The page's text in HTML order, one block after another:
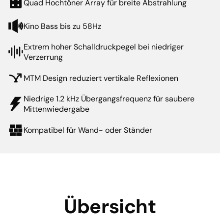
Quad Hochtöner Array für breite Abstrahlung
Kino Bass bis zu 58Hz
Extrem hoher Schalldruckpegel bei niedriger
Verzerrung
MTM Design reduziert vertikale Reflexionen
Niedrige 1.2 kHz Übergangsfrequenz für saubere
Mittenwiedergabe
Kompatibel für Wand- oder Ständer
Übersicht